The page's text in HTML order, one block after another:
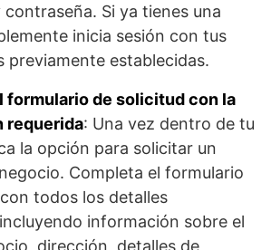
contraseña. Si ya tienes una
inicia sesión con tus
previamente establecidas.
formulario de solicitud con la
requerida: Una vez dentro de tu
la opción para solicitar un
Completa el formulario
todos los detalles
información sobre el
dirección, detalles de